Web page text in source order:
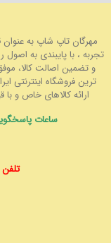
مهرگان تاپ شاپ به
و تضمین اصالت کالا،
ترین فروشگاه اینترنتی
ارائه کالاهای خاص و
ساعات پاسخگویی